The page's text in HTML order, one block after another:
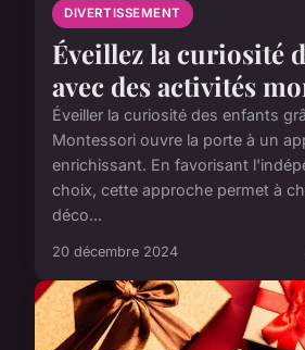
DIVERTISSEMENT
Éveillez la curiosité
avec des activités
Éveiller la curiosité des enfants
Montessori ouvre la porte à un
enrichissant. En favorisant
choix, cette approche permet à
déco...
20 décembre 2024